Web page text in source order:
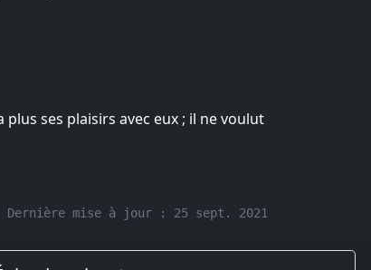
ses plaisirs avec eux ; il ne voulut
Dernière mise à jour : 25 sept. 2021